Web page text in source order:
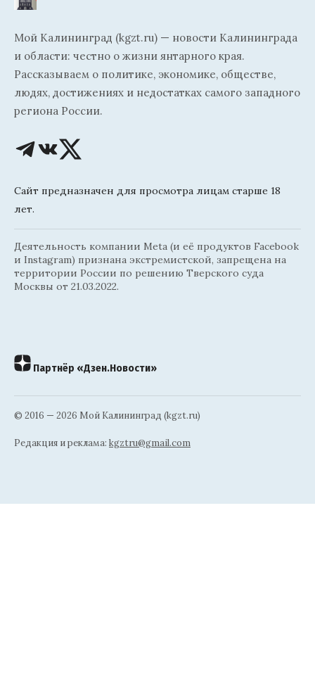
Мой Калининград (kgzt.ru) — новости Калининграда
и области: честно о жизни янтарного края.
Рассказываем о политике, экономике, обществе,
людях, достижениях и недостатках самого западного
региона России.
Сайт предназначен для просмотра лицам старше 18
лет.
Деятельность компании Meta (и её продуктов Facebook
и Instagram) признана экстремистской, запрещена на
территории России по решению Тверского суда
Москвы от 21.03.2022.
Партнёр «Дзен.Новости»
© 2016 — 2026 Мой Калининград (kgzt.ru)
Редакция и реклама: kgztru@gmail.com